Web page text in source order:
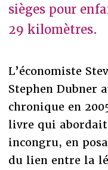
sièges pour
29 kilomètres.
L’économiste
Stephen Dubner
chronique en
livre qui abordait
incongru, en
du lien entre la